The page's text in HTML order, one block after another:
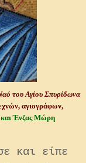
του Αγίου Σπυρίδωνα
αγιογράφων,
Ένζας Μώρη
και είπε